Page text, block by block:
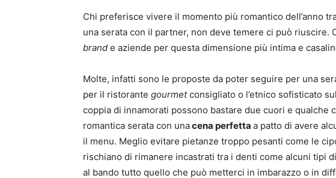
Chi preferisce vivere il momento più romantico dell’anno
una serata con il partner, non deve temere ci può riuscire.
brand e aziende per questa dimensione più intima e
Molte, infatti sono le proposte da poter seguire per una
per il ristorante gourmetconsigliato o l’etnico sofisticato
coppia di innamorati possono bastare due cuori e qualche
romantica serata con unacena perfetta a patto di avere
il menu. Meglio evitare pietanze troppo pesanti come le
rischiano di rimanere incastrati tra i denti come alcuni tipi
al bando tutto quello che può metterci in imbarazzo o in